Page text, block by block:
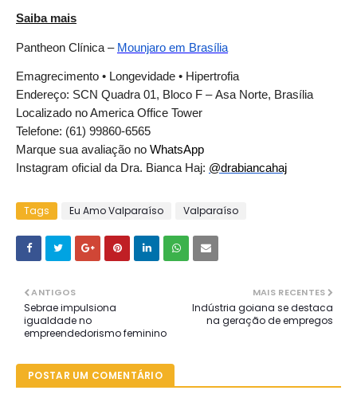
Saiba mais
Pantheon Cl ínica – Mounjaro em Brasí lia
Emagrecimento • Longevidade • Hipertrofia
Endereço: SCN Quadra 01, Bloco F –Asa Norte, Brasí lia
Localizado no America Office Tower
Telefone: (61) 99860-6565
Marque sua avaliação no WhatsApp
Instagram oficial da Dra. Bianca Haj: @drabiancahaj
Tags Eu Amo Valparaíso Valparaíso
MAIS RECENTES
Indústria goiana se destaca
na geração de empregos
ANTIGOS
Sebrae impulsiona
igualdade no
empreendedorismo feminino
POSTAR UM COMENTÁRIO